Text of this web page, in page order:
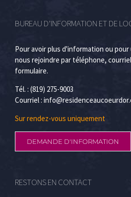
BUREAU D’INFORMATION ET DE
Pour avoir plus d'information ou
nous rejoindre par téléphone,
formulaire.
Tél. : (819) 275-9003
Courriel :
Sur rendez-vous uniquement
DEMANDE D'INFORMATION
RESTONS EN CONTACT